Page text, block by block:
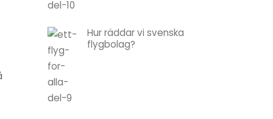
Hur räddar vi svenska
flygbolag?